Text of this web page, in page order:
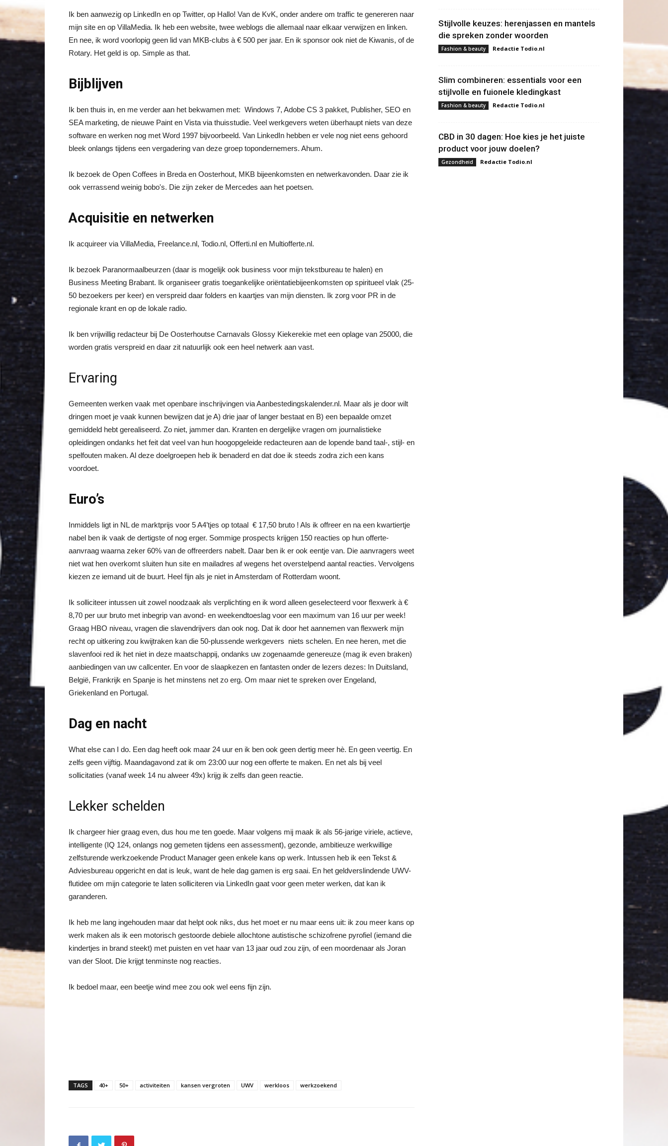
Ik ben aanwezig op LinkedIn en op Twitter, op Hallo! Van de KvK, onder andere om traffic te genereren naar
mijn site en op VillaMedia. Ik heb een website, twee weblogs die allemaal naar elkaar verwijzen en linken.
En nee, ik word voorlopig geen lid van MKB-clubs à € 500 per jaar. En ik sponsor ook niet de Kiwanis, of de
Rotary. Het geld is op. Simple as that.
Bijblijven
Ik ben thuis in, en me verder aan het bekwamen met: Windows 7, Adobe CS 3 pakket, Publisher, SEO en
SEA marketing, de nieuwe Paint en Vista via thuisstudie. Veel werkgevers weten überhaupt niets van deze
software en werken nog met Word 1997 bijvoorbeeld. Van LinkedIn hebben er vele nog niet eens gehoord
bleek onlangs tijdens een vergadering van deze groep topondernemers. Ahum.
Ik bezoek de Open Coffees in Breda en Oosterhout, MKB bijeenkomsten en netwerkavonden. Daar zie ik
ook verrassend weinig bobo's. Die zijn zeker de Mercedes aan het poetsen.
Acquisitie en netwerken
Ik acquireer via VillaMedia, Freelance.nl, Todio.nl, Offerti.nl en Multiofferte.nl.
Ik bezoek Paranormaalbeurzen (daar is mogelijk ook business voor mijn tekstbureau te halen) en
Business Meeting Brabant. Ik organiseer gratis toegankelijke oriëntatiebijeenkomsten op spiritueel vlak (25-
50 bezoekers per keer) en verspreid daar folders en kaartjes van mijn diensten. Ik zorg voor PR in de
regionale krant en op de lokale radio.
Ik ben vrijwillig redacteur bij De Oosterhoutse Carnavals Glossy Kiekerekie met een oplage van 25000, die
worden gratis verspreid en daar zit natuurlijk ook een heel netwerk aan vast.
Ervaring
Gemeenten werken vaak met openbare inschrijvingen via Aanbestedingskalender.nl. Maar als je door wilt
dringen moet je vaak kunnen bewijzen dat je A) drie jaar of langer bestaat en B) een bepaalde omzet
gemiddeld hebt gerealiseerd. Zo niet, jammer dan. Kranten en dergelijke vragen om journalistieke
opleidingen ondanks het feit dat veel van hun hoogopgeleide redacteuren aan de lopende band taal-, stijl- en
spelfouten maken. Al deze doelgroepen heb ik benaderd en dat doe ik steeds zodra zich een kans
voordoet.
Euro’s
Inmiddels ligt in NL de marktprijs voor 5 A4’tjes op totaal € 17,50 bruto ! Als ik offreer en na een kwartiertje
nabel ben ik vaak de dertigste of nog erger. Sommige prospects krijgen 150 reacties op hun offerte-
aanvraag waarna zeker 60% van de offreerders nabelt. Daar ben ik er ook eentje van. Die aanvragers weet
niet wat hen overkomt sluiten hun site en mailadres af wegens het overstelpend aantal reacties. Vervolgens
kiezen ze iemand uit de buurt. Heel fijn als je niet in Amsterdam of Rotterdam woont.
Ik solliciteer intussen uit zowel noodzaak als verplichting en ik word alleen geselecteerd voor flexwerk à €
8,70 per uur bruto met inbegrip van avond- en weekendtoeslag voor een maximum van 16 uur per week!
Graag HBO niveau, vragen die slavendrijvers dan ook nog. Dat ik door het aannemen van flexwerk mijn
recht op uitkering zou kwijtraken kan die 50-plussende werkgevers niets schelen. En nee heren, met die
slavenfooi red ik het niet in deze maatschappij, ondanks uw zogenaamde genereuze (mag ik even braken)
aanbiedingen van uw callcenter. En voor de slaapkezen en fantasten onder de lezers dezes: In Duitsland,
België, Frankrijk en Spanje is het minstens net zo erg. Om maar niet te spreken over Engeland,
Griekenland en Portugal.
Dag en nacht
What else can I do. Een dag heeft ook maar 24 uur en ik ben ook geen dertig meer hè. En geen veertig. En
zelfs geen vijftig. Maandagavond zat ik om 23:00 uur nog een offerte te maken. En net als bij veel
sollicitaties (vanaf week 14 nu alweer 49x) krijg ik zelfs dan geen reactie.
Lekker schelden
Ik chargeer hier graag even, dus hou me ten goede. Maar volgens mij maak ik als 56-jarige viriele, actieve,
intelligente (IQ 124, onlangs nog gemeten tijdens een assessment), gezonde, ambitieuze werkwillige
zelfsturende werkzoekende Product Manager geen enkele kans op werk. Intussen heb ik een Tekst &
Adviesbureau opgericht en dat is leuk, want de hele dag gamen is erg saai. En het geldverslindende UWV-
flutidee om mijn categorie te laten solliciteren via LinkedIn gaat voor geen meter werken, dat kan ik
garanderen.
Ik heb me lang ingehouden maar dat helpt ook niks, dus het moet er nu maar eens uit: ik zou meer kans op
werk maken als ik een motorisch gestoorde debiele allochtone autistische schizofrene pyrofiel (iemand die
kindertjes in brand steekt) met puisten en vet haar van 13 jaar oud zou zijn, of een moordenaar als Joran
van der Sloot. Die krijgt tenminste nog reacties.
Ik bedoel maar, een beetje wind mee zou ook wel eens fijn zijn.
TAGS 40+ 50+ activiteiten kansen vergroten UWV werkloos werkzoekend
Stijlvolle keuzes: herenjassen en mantels
die spreken zonder woorden
Fashion & beauty Redactie Todio.nl
Slim combineren: essentials voor een
stijlvolle en fuionele kledingkast
Fashion & beauty Redactie Todio.nl
CBD in 30 dagen: Hoe kies je het juiste
product voor jouw doelen?
Gezondheid Redactie Todio.nl